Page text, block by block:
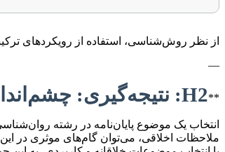
از نظر روش‌شناسی، استفاده از رویکردهای
—
**H2: نتیجه‌گیری: چشم‌انداز آینده پژوهش در روان‌شناسی بالینی کودک و نوجوان
انتخاب یک موضوع پایان‌نامه در رشته
ملاحظات اخلاقی، می‌توان گام‌های موثری در